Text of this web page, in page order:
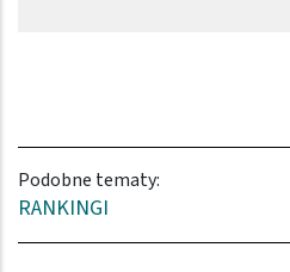
Podobne tematy:
RANKINGI